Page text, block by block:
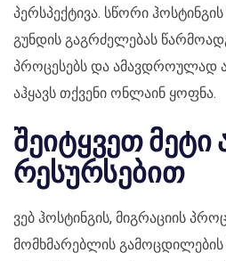
პერსპექტივა. სწორი
გუნდის გაგრძელებას
პროცესებს და ამავდროულად
აჰყავს თქვენი ონლაინ ყოფნა.
შეიტყვეთ მეტი
რესურსებით
ვებ ჰოსტინგის, მიგრაციის
მომხმარებლის გამოცდილების